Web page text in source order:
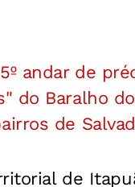
andar de
do Baralho
de
de